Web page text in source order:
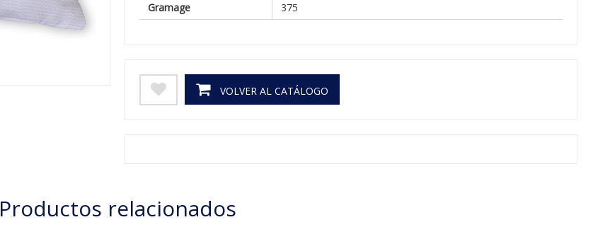
Gramage
375
VOLVER AL CATÁLOGO
Productos relacionados